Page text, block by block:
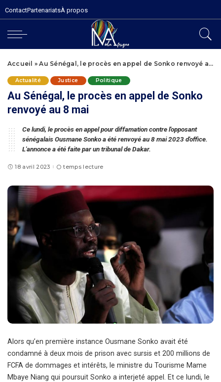
ContactPartenariatsÀ propos
Accueil »Au Sénégal, le procès en appel de Sonko renvoyé au 8 mai
Actualité Justice Politique
Au Sénégal, le procès en appel de Sonko
renvoyé au 8 mai
Ce lundi, le procès en appel pour diffamation contre l'opposant
sénégalais Ousmane Sonko a été renvoyé au 8 mai 2023 d'office.
L'annonce a été faite par un tribunal de Dakar.
18 avril 2023 temps lecture
Alors qu’en première instance Ousmane Sonko avait été
condamné à deux mois de prison avec sursis et 200 millions de
FCFA de dommages et intérêts, le ministre du Tourisme Mame
Mbaye Niang qui poursuit Sonko a interjeté appel. Et ce lundi, le